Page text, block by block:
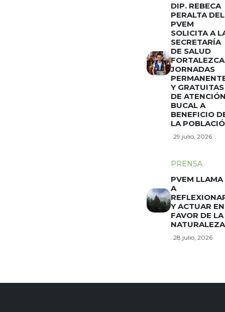
DIP. REBECA
PERALTA DEL
PVEM
SOLICITA A
SECRETARÍA
DE SALUD
FORTALEZCA
JORNADAS
Y GRATUITAS
DE
BUCAL A
BENEFICIO
LA
29 julio, 2026
PRENSA
PVEM LLAMA
A
Y ACTUAR EN
FAVOR DE LA
NATURALEZA
28 julio, 2026